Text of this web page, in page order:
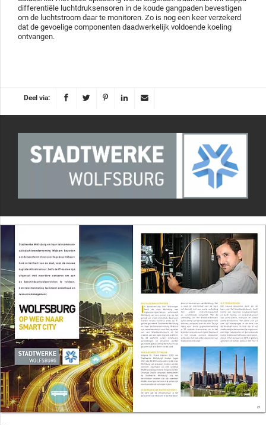
differentiële luchtdruksensoren in de koude gangpaden bevestigen
om de luchtstroom daar te monitoren. Zo is nog een keer verzekerd
dat de gevoelige componenten daadwerkelijk voldoende koeling
ontvangen.
Deel via: